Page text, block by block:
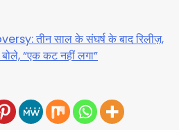
तीन साल के संघर्ष के बाद रिलीज़,
“एक कट नहीं लगा”